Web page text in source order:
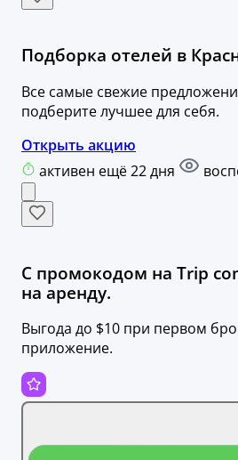
Подборка отелей в
Все самые свежие
подберите лучшее для себя.
Открыть акцию
активен ещё 22 дня
С промокодом на Trip
на аренду.
Выгода до $10 при первом
приложение.